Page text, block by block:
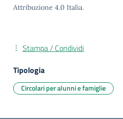
Attribuzione 4.0 Italia.
Stampa / Condividi
Tipologia
Circolari per alunni e famiglie